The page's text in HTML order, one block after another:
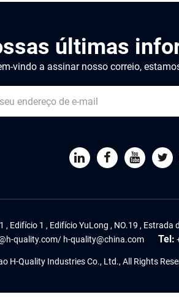
últimas
vindo a assinar nosso correio,
, Edifício 1 , Edifício YuLong , NO.19 ,
quality.com/ h-quality@china.com Tel:
H-Quality Industries Co., Ltd., All Rights